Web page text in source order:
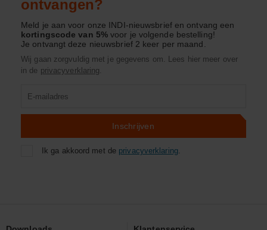
ontvangen?
Meld je aan voor onze INDI-nieuwsbrief en ontvang een
kortingscode van 5%voor je volgende bestelling!
Je ontvangt deze nieuwsbrief 2 keer per maand.
Wij gaan zorgvuldig met je gegevens om. Lees hier meer over
in de privacyverklaring.
Inschrijven
Ik ga akkoord met de privacyverklaring.